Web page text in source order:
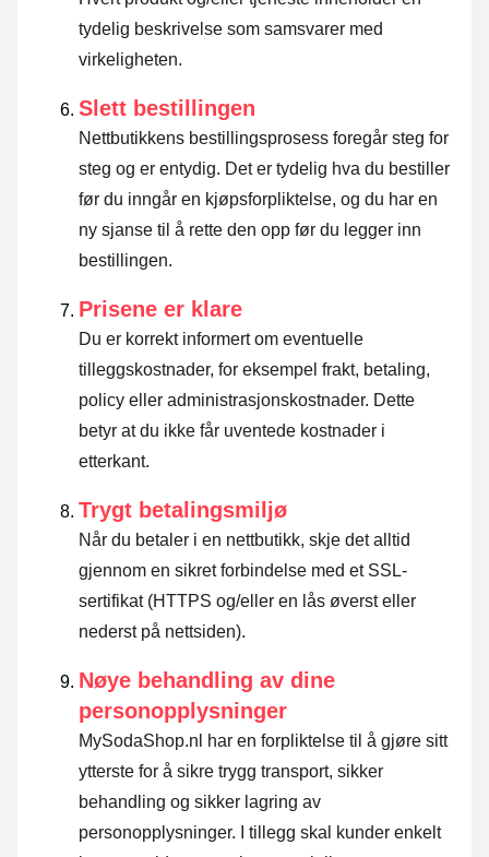
tydelig beskrivelse som samsvarer med
virkeligheten.
Slett bestillingen
Nettbutikkens bestillingsprosess foregår steg for
steg og er entydig. Det er tydelig hva du bestiller
før du inngår en kjøpsforpliktelse, og du har en
ny sjanse til å rette den opp før du legger inn
bestillingen.
Prisene er klare
Du er korrekt informert om eventuelle
tilleggskostnader, for eksempel frakt, betaling,
policy eller administrasjonskostnader. Dette
betyr at du ikke får uventede kostnader i
etterkant.
Trygt betalingsmiljø
Når du betaler i en nettbutikk, skje det alltid
gjennom en sikret forbindelse med et SSL-
sertifikat (HTTPS og/eller en lås øverst eller
nederst på nettsiden).
Nøye behandling av dine
personopplysninger
MySodaShop.nl har en forpliktelse til å gjøre sitt
ytterste for å sikre trygg transport, sikker
behandling og sikker lagring av
personopplysninger. I tillegg skal kunder enkelt